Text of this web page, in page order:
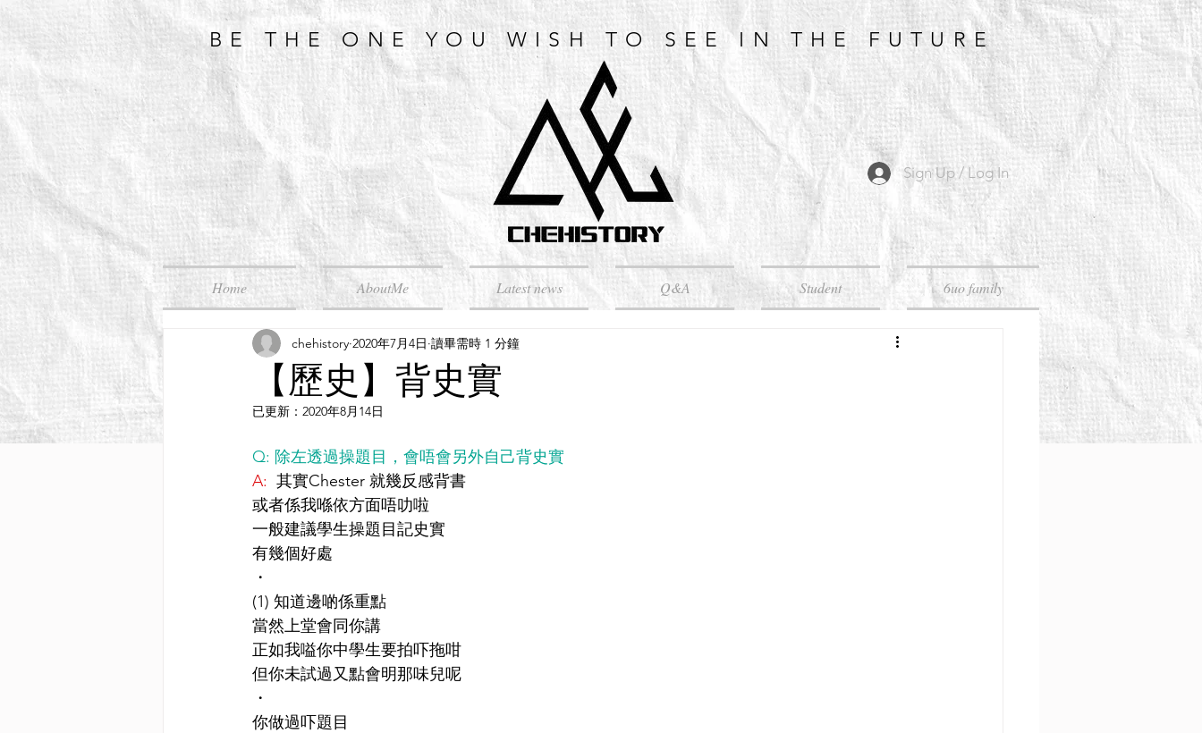
BE THE ONE YOU WISH TO SEE IN THE FUTURE
Sign Up / Log In
Home AboutMe Latest news Q&A Student 6uo family
【歷史】背史實
chehistory 2020年7月4日 讀畢需時 1 分鐘
已更新： 2020年8月14日
Q: 除左透過操題目，會唔會另外自己背史實
A: 其實Chester 就幾反感背書
或者係我喺依方面唔叻啦
一般建議學生操題目記史實
有幾個好處
・
(1) 知道邊啲係重點
當然上堂會同你講
正如我嗌你中學生要拍吓拖咁
但你未試過又點會明那味兒呢
・
你做過吓題目